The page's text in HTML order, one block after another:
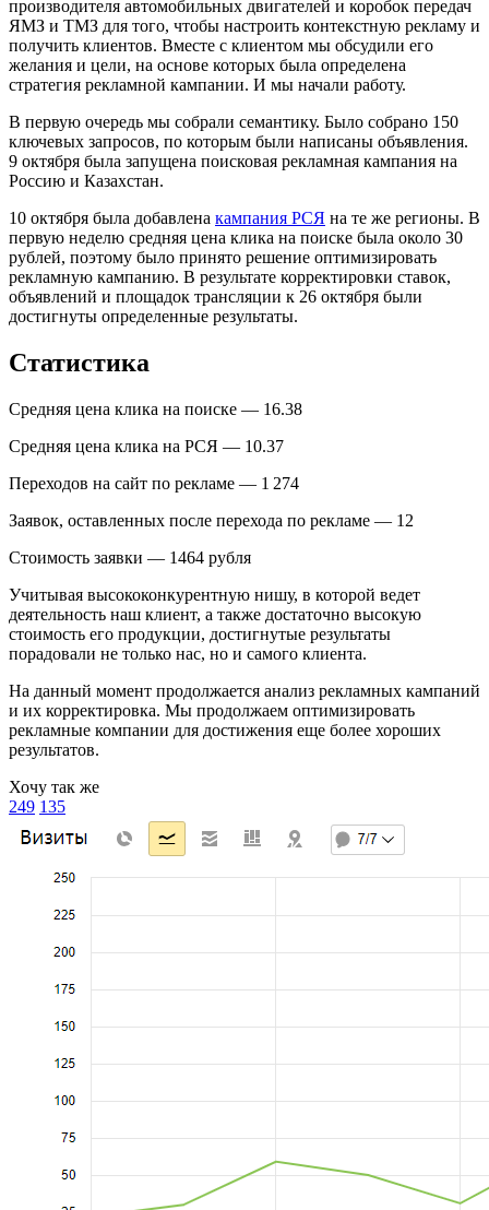
производителя автомобильных двигателей и коробок передач
ЯМЗ и ТМЗ для того, чтобы настроить контекстную рекламу и
получить клиентов. Вместе с клиентом мы обсудили его
желания и цели, на основе которых была определена
стратегия рекламной кампании. И мы начали работу.
В первую очередь мы собрали семантику. Было собрано 150
ключевых запросов, по которым были написаны объявления.
9 октября была запущена поисковая рекламная кампания на
Россию и Казахстан.
10 октября была добавлена кампания РСЯ на те же регионы. В
первую неделю средняя цена клика на поиске была около 30
рублей, поэтому было принято решение оптимизировать
рекламную кампанию. В результате корректировки ставок,
объявлений и площадок трансляции к 26 октября были
достигнуты определенные результаты.
Статистика
Средняя цена клика на поиске — 16.38
Средняя цена клика на РСЯ — 10.37
Переходов на сайт по рекламе — 1 274
Заявок, оставленных после перехода по рекламе — 12
Стоимость заявки — 1464 рубля
Учитывая высококонкурентную нишу, в которой ведет
деятельность наш клиент, а также достаточно высокую
стоимость его продукции, достигнутые результаты
порадовали не только нас, но и самого клиента.
На данный момент продолжается анализ рекламных кампаний
и их корректировка. Мы продолжаем оптимизировать
рекламные компании для достижения еще более хороших
результатов.
Хочу так же
249 135